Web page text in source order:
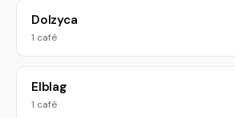
Dolzyca
1 café
Elblag
1 café